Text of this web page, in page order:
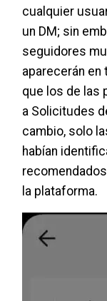
cualquier
un DM; sin
seguidores
aparecerán en
que los de las
a Solicitudes
cambio, solo
habían
la plataforma.